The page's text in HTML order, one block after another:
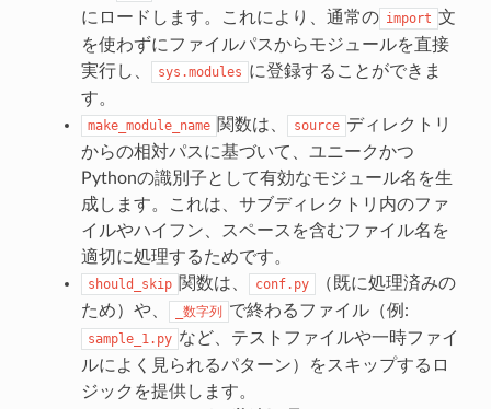
にロードします。これにより、通常の import 文
を使わずにファイルパスからモジュールを直接
実行し、
sys.modules に登録することができま
す。
make_module_name 関数は、 source ディレクトリ
からの相対パスに基づいて、ユニークかつ
Pythonの識別子として有効なモジュール名を生
成します。これは、サブディレクトリ内のファ
イルやハイフン、スペースを含むファイル名を
適切に処理するためです。
should_skip 関数は、 conf.py
（既に処理済みの
ため）や、
_数字列 で終わるファイル（例:
sample_1.py など、テストファイルや一時ファイ
ルによく見られるパターン）をスキップするロ
ジックを提供します。